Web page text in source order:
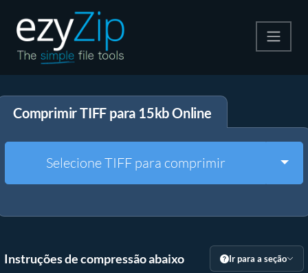
Descompactar
Outras Ferramentas
Comprimir TIFF para 15kb Online
Selecione TIFF para comprimir
Instruções de compressão abaixo Ir para a seção